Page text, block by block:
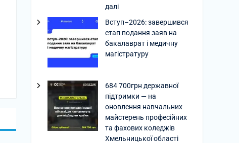
далі
Вступ–2026: завершився
етап подання заяв на
бакалаврат і медичну
магістратуру
684 700грн державної
підтримки — на
оновлення навчальних
майстерень професійних
та фахових коледжів
Хмельницької області